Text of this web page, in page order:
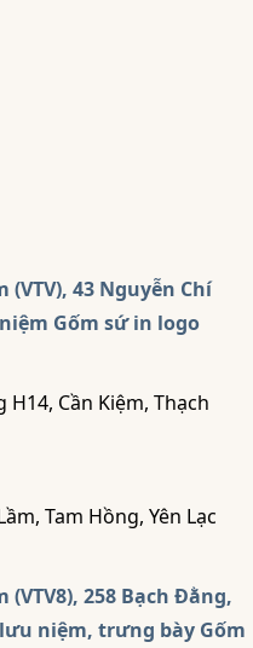
43 Nguyễn Chí
Gốm sứ in logo
Cần Kiệm, Thạch
Tam Hồng, Yên Lạc
258 Bạch Đằng,
niệm, trưng bày Gốm